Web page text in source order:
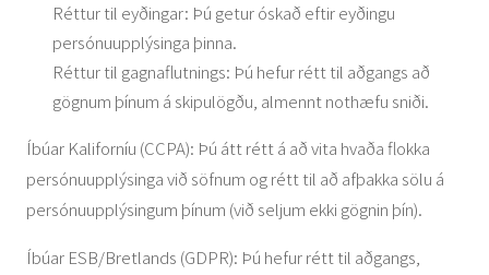
Réttur til eyðingar: Þú getur óskað eftir eyðingu
persónuupplýsinga þinna.
Réttur til gagnaflutnings: Þú hefur rétt til aðgangs að
gögnum þínum á skipulögðu, almennt nothæfu sniði.
Íbúar Kaliforníu (CCPA): Þú átt rétt á að vita hvaða flokka
persónuupplýsinga við söfnum og rétt til að afþakka sölu á
persónuupplýsingum þínum (við seljum ekki gögnin þín).
Íbúar ESB/Bretlands (GDPR): Þú hefur rétt til aðgangs,